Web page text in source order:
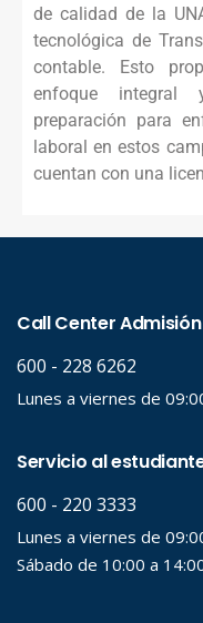
de calidad de la
tecnológica de
contable. Esto
enfoque integral
preparación para
laboral en estos
cuentan con una